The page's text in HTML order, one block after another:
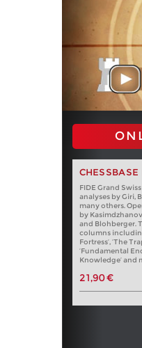
FIDE Grand
analyses by Giri,
many others.
by
and Blohberger.
columns
Fortress’, ‘The
‘Fundamental
Knowledge’ and
21,90 €